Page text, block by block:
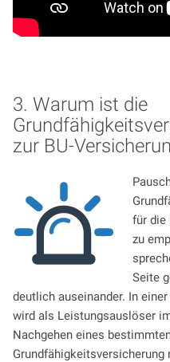
3. Warum ist die
zur BU-
für die
zu
Seite
deutlich auseinander. In
wird als Leistungsauslöser
Nachgehen eines
Grundfähigkeitsversicherung